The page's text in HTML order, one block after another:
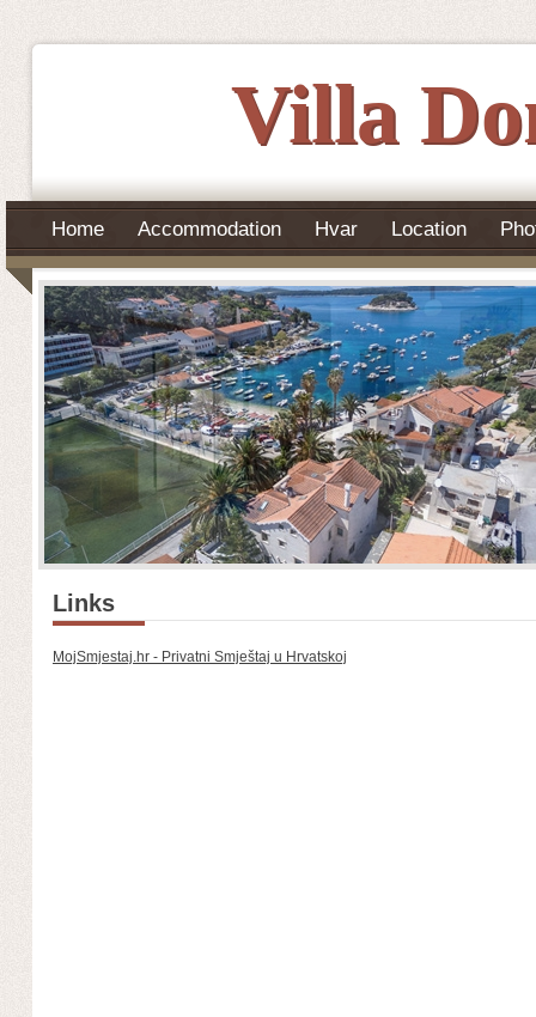
Villa
Home Accommodation Hvar Location
Links
MojSmjestaj.hr - Privatni Smještaj u Hrvatskoj